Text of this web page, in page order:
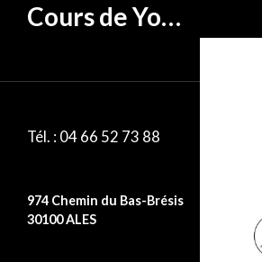
Cours de Yoga à Alès
Tél. : 04 66 52 73 88
974 Chemin du Bas-Brésis
30100 ALES